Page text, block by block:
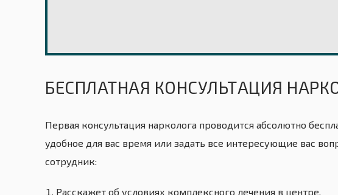
БЕСПЛАТНАЯ КОНСУЛЬТАЦИЯ
Первая консультация нарколога проводится абсолютно
удобное для вас время или задать все интересующие вас
сотрудник:
Расскажет об условиях комплексного лечения в центре.